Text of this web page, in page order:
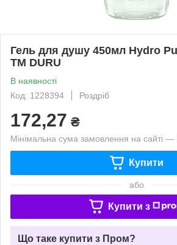
Гель для душу 450мл Hydro
ТМ DURU
В наявності
Код: 1228394
Роздріб
172,27 ₴
Мінімальна сума замовлення на сайті —
Купити
або
Купити з
Що таке купити з Пром?